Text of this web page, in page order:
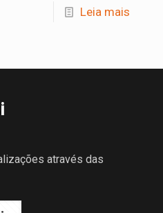
Leia mais
através das